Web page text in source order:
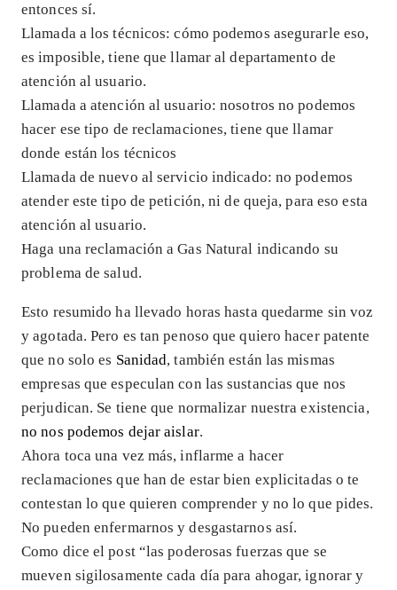
entonces sí.
Llamada a los técnicos: cómo podemos asegurarle eso,
es imposible, tiene que llamar al departamento de
atención al usuario.
Llamada a atención al usuario: nosotros no podemos
hacer ese tipo de reclamaciones, tiene que llamar
donde están los técnicos
Llamada de nuevo al servicio indicado: no podemos
atender este tipo de petición, ni de queja, para eso esta
atención al usuario.
Haga una reclamación a Gas Natural indicando su
problema de salud.
Esto resumido ha llevado horas hasta quedarme sin voz
y agotada. Pero es tan penoso que quiero hacer patente
que no solo es Sanidad, también están las mismas
empresas que especulan con las sustancias que nos
perjudican. Se tiene que normalizar nuestra existencia,
no nos podemos dejar aislar.
Ahora toca una vez más, inflarme a hacer
reclamaciones que han de estar bien explicitadas o te
contestan lo que quieren comprender y no lo que pides.
No pueden enfermarnos y desgastarnos así.
Como dice el post “las poderosas fuerzas que se
mueven sigilosamente cada día para ahogar, ignorar y